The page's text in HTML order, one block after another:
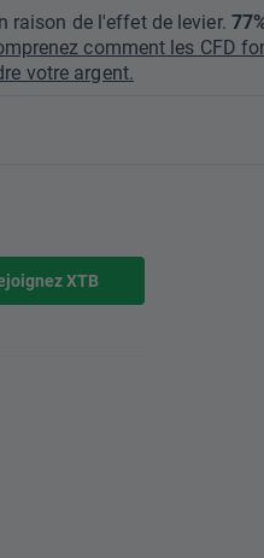
raison de l'effet de levier.
comment les CFD
votre argent.
XTB